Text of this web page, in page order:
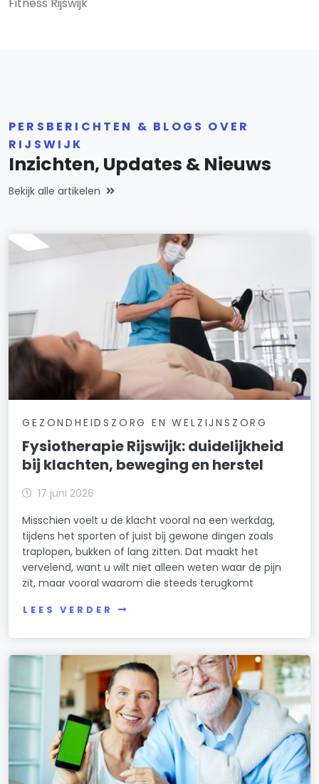
PERSBERICHTEN & BLOGS OVER
RIJSWIJK
Inzichten, Updates & Nieuws
Bekijk alle artikelen
GEZONDHEIDSZORG EN WELZIJNSZORG
Fysiotherapie Rijswijk: duidelijkheid
bij klachten, beweging en herstel
17 juni 2026
Misschien voelt u de klacht vooral na een werkdag,
tijdens het sporten of juist bij gewone dingen zoals
traplopen, bukken of lang zitten. Dat maakt het
vervelend, want u wilt niet alleen weten waar de pijn
zit, maar vooral waarom die steeds terugkomt
LEES VERDER